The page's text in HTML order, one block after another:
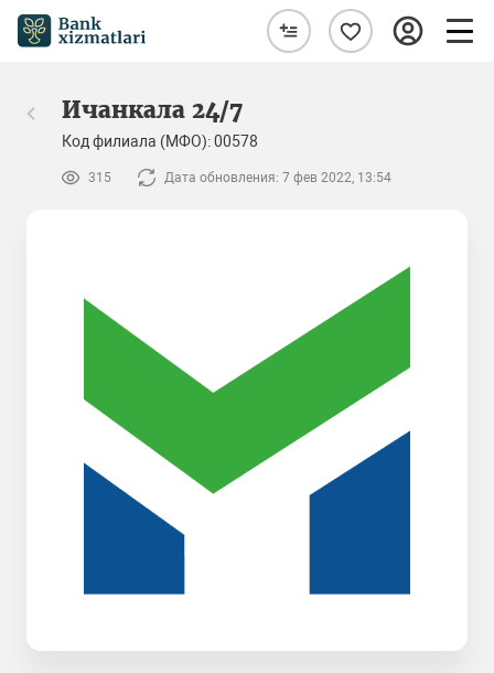
Ичанкала 24/7
Код филиала (МФО): 00578
315 Дата обновления: 7 фев 2022, 13:54